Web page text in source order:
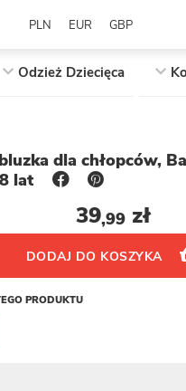
PLN EUR GBP
Odzież Dziecięca
dla chłopców,
lat
39,99 zł
DODAJ DO KOSZYKA
PRODUKTU